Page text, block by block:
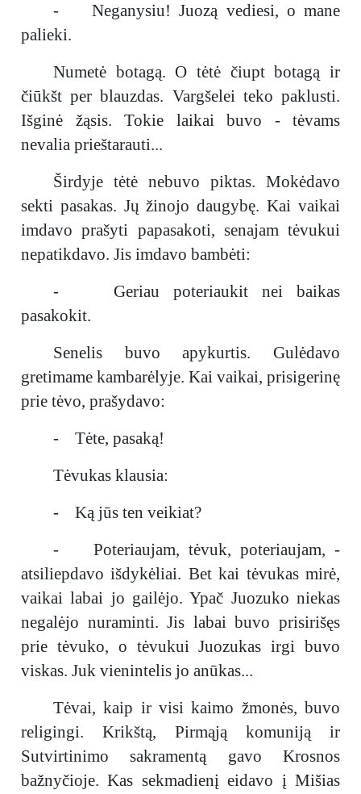
- Neganysiu! Juozą vediesi, o mane
palieki.
Numetė botagą. O tėtė čiupt botagą ir
čiūkšt per blauzdas. Vargšelei teko paklusti.
Išginė žąsis. Tokie laikai buvo - tėvams
nevalia prieštarauti...
Širdyje tėtė nebuvo piktas. Mokėdavo
sekti pasakas. Jų žinojo daugybę. Kai vaikai
imdavo prašyti papasakoti, senajam tėvukui
nepatikdavo. Jis imdavo bambėti:
- Geriau poteriaukit nei baikas
pasakokit.
Senelis buvo apykurtis. Gulėdavo
gretimame kambarėlyje. Kai vaikai, prisigerinę
prie tėvo, prašydavo:
- Tėte, pasaką!
Tėvukas klausia:
- Ką jūs ten veikiat?
- Poteriaujam, tėvuk, poteriaujam, -
atsiliepdavo išdykėliai. Bet kai tėvukas mirė,
vaikai labai jo gailėjo. Ypač Juozuko niekas
negalėjo nuraminti. Jis labai buvo prisirišęs
prie tėvuko, o tėvukui Juozukas irgi buvo
viskas. Juk vienintelis jo anūkas...
Tėvai, kaip ir visi kaimo žmonės, buvo
religingi. Krikštą, Pirmąją komuniją ir
Sutvirtinimo sakramentą gavo Krosnos
bažnyčioje. Kas sekmadienį eidavo į Mišias